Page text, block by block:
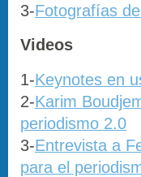
3-Fotografías
Videos
1-Keynotes en
2-Karim
periodismo 2.0
3-Entrevista a
para el